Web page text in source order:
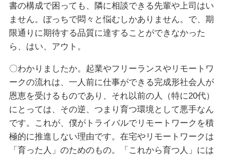
書の構成で困っても、隣に相談できる先輩や上司はい
ません。ぼっちで悶々と悩むしかありません。で、期
限通りに期待する品質に達することができなかった
ら、はい、アウト。
〇わかりましたか。起業やフリーランスやリモートワ
ークの流れは、一人前に仕事ができる完成形社会人が
恩恵を受けるものであり、それ以前の人（特に20代）
にとっては、その逆、つまり育つ環境として悪手なん
です。これが、僕がトライバルでリモートワークを積
極的に推進しない理由です。在宅やリモートワークは
「育った人」のためのもの。「これから育つ人」には